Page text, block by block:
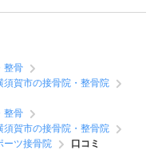
整骨
須賀市の接骨院・整骨院
整骨
須賀市の接骨院・整骨院
ーツ接骨院 口コミ